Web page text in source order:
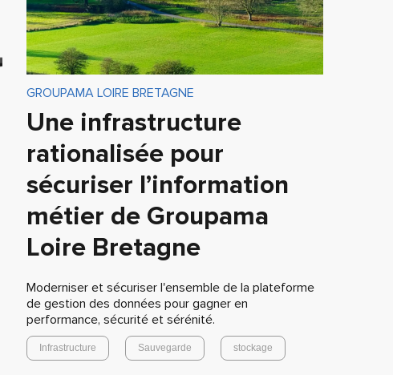
GROUPAMA LOIRE BRETAGNE
Une infrastructure
rationalisée pour
sécuriser l’information
métier de Groupama
Loire Bretagne
Moderniser et sécuriser l'ensemble de la plateforme
de gestion des données pour gagner en
performance, sécurité et sérénité.
Infrastructure Sauvegarde stockage